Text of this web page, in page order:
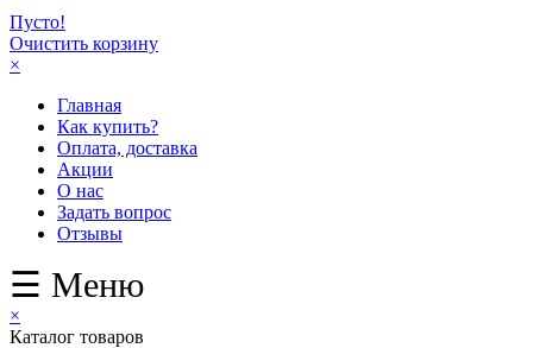
Пусто!
Очистить корзину
×
Главная
Как купить?
Оплата, доставка
Акции
О нас
Задать вопрос
Отзывы
☰ Меню
×
Каталог товаров